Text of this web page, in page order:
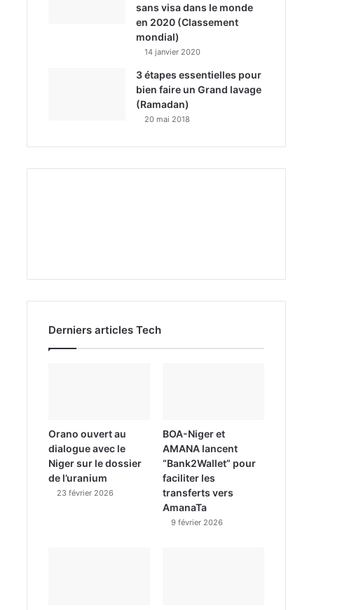
sans visa dans le monde
en 2020 (Classement
mondial)
14 janvier 2020
3 étapes essentielles pour
bien faire un Grand lavage
(Ramadan)
20 mai 2018
Derniers articles Tech
Orano ouvert au
dialogue avec le
Niger sur le dossier
de l’uranium
23 février 2026
BOA-Niger et
AMANA lancent
“Bank2Wallet” pour
faciliter les
transferts vers
AmanaTa
9 février 2026